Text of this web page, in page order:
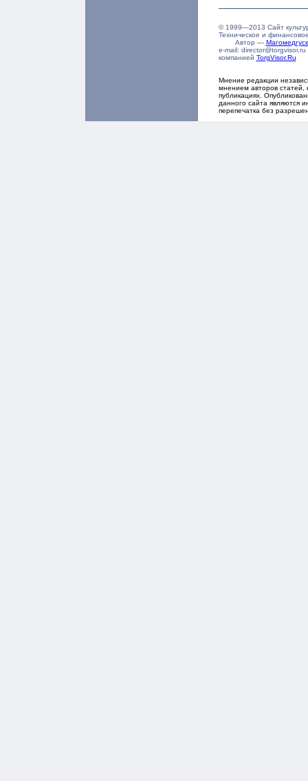
© 1999—2013 Сайт
Техническое и
Автор —
e-mail:
компанией TorgVisor.Ru
Мнение редакции
мнением авторов статей,
публикациях.
данного сайта являются
перепечатка без